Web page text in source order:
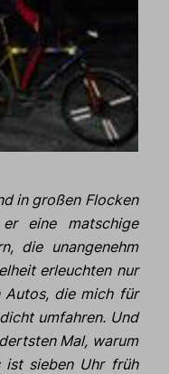
in großen Flocken
eine matschige
die unangenehm
erleuchten nur
Autos, die mich für
umfahren. Und
Mal, warum
ist sieben Uhr früh